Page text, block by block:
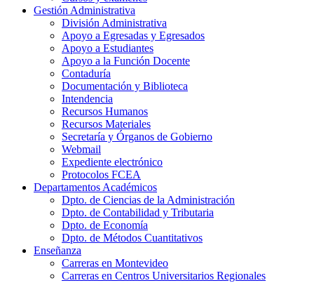
Gestión Administrativa
División Administrativa
Apoyo a Egresadas y Egresados
Apoyo a Estudiantes
Apoyo a la Función Docente
Contaduría
Documentación y Biblioteca
Intendencia
Recursos Humanos
Recursos Materiales
Secretaría y Órganos de Gobierno
Webmail
Expediente electrónico
Protocolos FCEA
Departamentos Académicos
Dpto. de Ciencias de la Administración
Dpto. de Contabilidad y Tributaria
Dpto. de Economía
Dpto. de Métodos Cuantitativos
Enseñanza
Carreras en Montevideo
Carreras en Centros Universitarios Regionales